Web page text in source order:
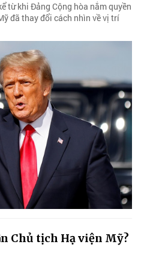
từ khi Đảng Cộng hòa nắm quyền
đã thay đổi cách nhìn về vị trí
Chủ tịch Hạ viện Mỹ?